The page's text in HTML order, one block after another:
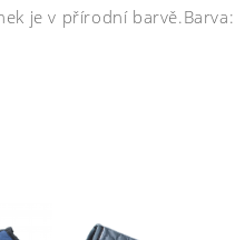
je v přírodní